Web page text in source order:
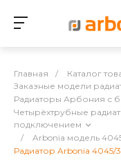
Главная / Каталог
Заказные модели
Радиаторы Арбония с
Четырёхтрубные
подключением
/
Arbonia модель
Радиатор Arbonia 4045/